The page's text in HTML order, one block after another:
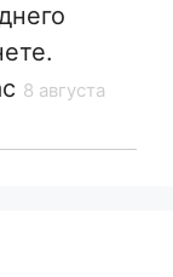
8 августа